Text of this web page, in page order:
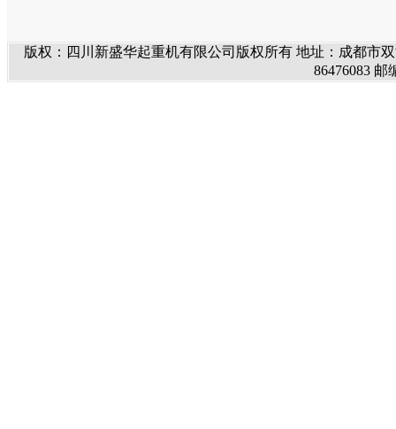
版权：四川新盛华起重机有限公司版权所有 地址：成都市
86476083 邮